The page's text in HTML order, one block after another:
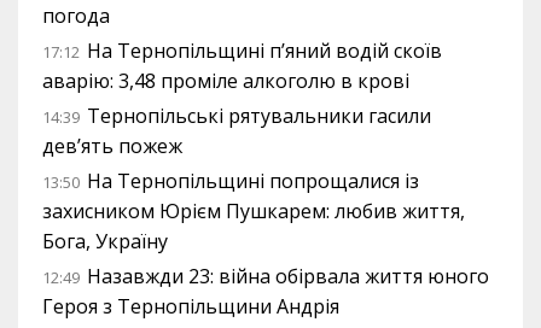
погода
17:12 На Тернопільщині п’яний водій скоїв
аварію: 3,48 проміле алкоголю в крові
14:39 Тернопільські рятувальники гасили
дев’ять пожеж
13:50 На Тернопільщині попрощалися із
захисником Юрієм Пушкарем: любив життя,
Бога, Україну
12:49 Назавжди 23: війна обірвала життя юного
Героя з Тернопільщини Андрія